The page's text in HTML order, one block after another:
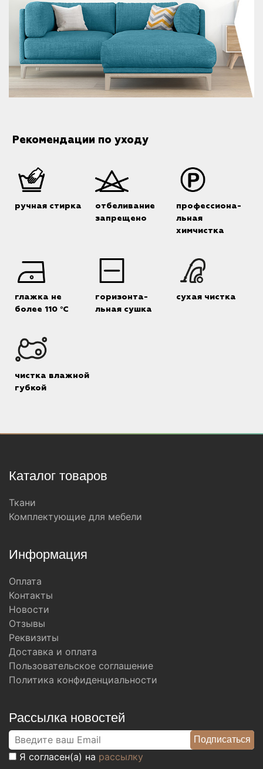
Рекомендации по уходу
ручная стирка
отбеливание
запрещено
профессиона-
льная
химчистка
глажка не
более 110 °C
горизонта-
льная сушка
сухая чистка
чистка влажной
губкой
Каталог товаров
Ткани
Комплектующие для мебели
Информация
Оплата
Контакты
Новости
Отзывы
Реквизиты
Доставка и оплата
Пользовательское соглашение
Политика конфиденциальности
Рассылка новостей
Я согласен(а) на рассылку